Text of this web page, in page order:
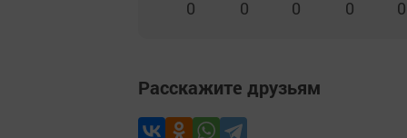
0 0 0 0 0
Расскажите друзьям